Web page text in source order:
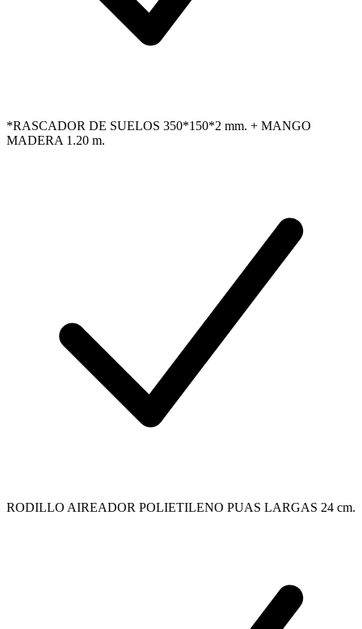
*RASCADOR DE SUELOS 350*150*2 mm. + MANGO
MADERA 1.20 m.
RODILLO AIREADOR POLIETILENO PUAS LARGAS 24 cm.